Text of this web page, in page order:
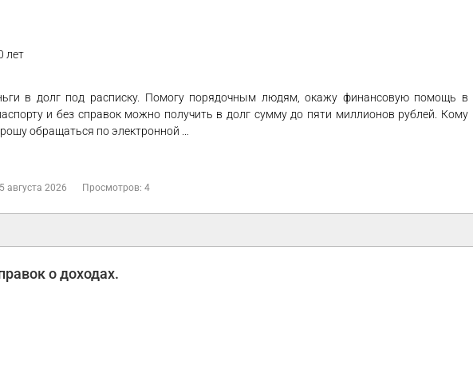
лет
в долг под расписку. Помогу порядочным людям, окажу финансовую помощь в
и без справок можно получить в долг сумму до пяти миллионов рублей. Кому
обращаться по электронной …
августа 2026 Просмотров: 4
о доходах.